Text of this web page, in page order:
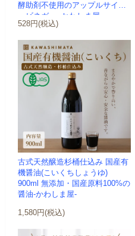
酵助剤不使用のアップルサイダ
ービネガー -かわしま屋-
528円(税込)
古式天然醸造杉桶仕込み 国産有
機醤油(こいくちしょうゆ)
900ml 無添加・国産原料100%の
醤油-かわしま屋-
1,580円(税込)